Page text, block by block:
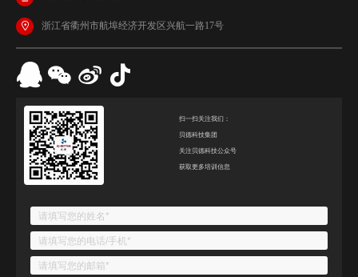
浙江省衢州市航埠经济开发区兴航一路17号
扫一扫关注我们：
贝德科技集团
关注贝德科技公众号
获取更多培训信息